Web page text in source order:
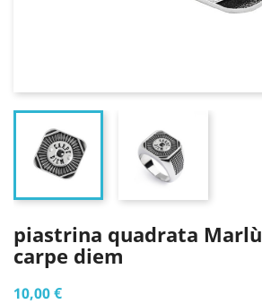
piastrina quadrata
carpe diem
10,00 €